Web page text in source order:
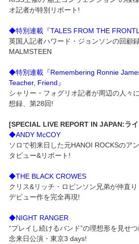
オ記者が特別リポート!
◆特別連載『TALES FROM THE
英国人記者ハワード・ジョンソンの回顧
MALMSTEEN
◆特別連載『Remembering Ronnie
Teacher, Friend』
シャリー・フォグリオ記者が周辺の人々
想録、第28回!
[SPECIAL LIVE REPORT IN JAPAN:ラ
◆ANDY McCOY
ソロで初来日した元HANOI ROCKSのア
タビュー&リポート!
◆THE BLACK CROWES
クリス&リッチ・ロビンソン兄弟が仲直り
デビュー作を完全再現!
◆NIGHT RANGER
“プレイし続けるバンド”の理想形を見せ
念来日公演・東京3 days!